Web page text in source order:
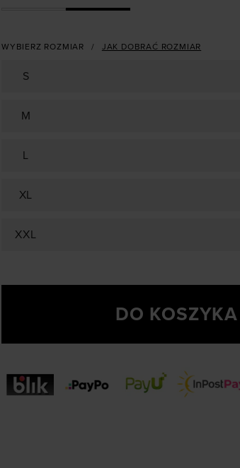
WYBIERZ ROZMIAR JAK DOBRAĆ ROZMIAR
S
M
L
XL
XXL
DO KOSZYKA